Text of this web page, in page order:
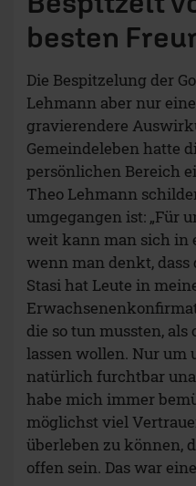
besten
Die Bespitzelung der
Lehmann aber nur
gravierendere
Gemeindeleben hatte
persönlichen Bereich
Theo Lehmann
umgegangen ist: „Für
weit kann man sich in
wenn man denkt, dass
Stasi hat Leute in
die so tun mussten,
lassen wollen. Nur um
natürlich furchtbar
habe mich immer
möglichst viel
überleben zu können,
offen sein. Das war